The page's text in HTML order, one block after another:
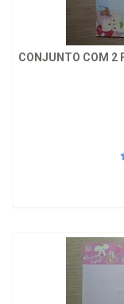
CONJUNTO COM 2